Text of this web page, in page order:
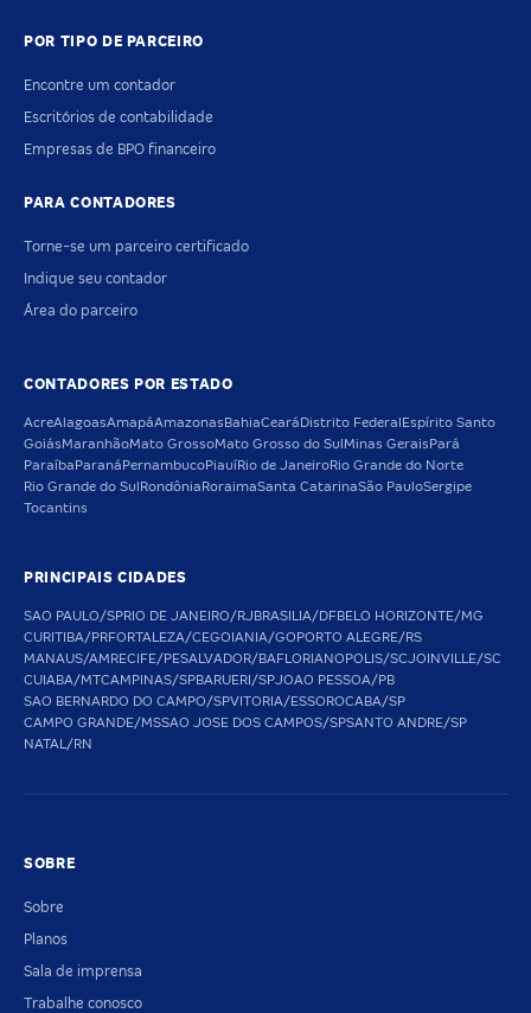
POR TIPO DE PARCEIRO
Encontre um contador
Escritórios de contabilidade
Empresas de BPO financeiro
PARA CONTADORES
Torne-se um parceiro certificado
Indique seu contador
Área do parceiro
CONTADORES POR ESTADO
AcreAlagoasAmapáAmazonas BahiaCeará Distrito Federal Espírito Santo
GoiásMaranhãoMato GrossoMato Grosso do Sul Minas Gerais Pará
Paraíba Paraná PernambucoPiauíRio de JaneiroRio Grande do Norte
Rio Grande do Sul Rondônia RoraimaSanta CatarinaSão PauloSergipe
Tocantins
PRINCIPAIS CIDADES
SAO PAULO/SPRIO DE JANEIRO/RJBRASILIA/DFBELO HORIZONTE/MG
CURITIBA/PRFORTALEZA/CEGOIANIA/GOPORTO ALEGRE/RS
MANAUS/AMRECIFE/PESALVADOR/BAFLORIANOPOLIS/SCJOINVILLE/SC
CUIABA/MTCAMPINAS/SPBARUERI/SPJOAO PESSOA/PB
SAO BERNARDO DO CAMPO/SPVITORIA/ESSOROCABA/SP
CAMPO GRANDE/MSSAO JOSE DOS CAMPOS/SPSANTO ANDRE/SP
NATAL/RN
SOBRE
Sobre
Planos
Sala de imprensa
Trabalhe conosco